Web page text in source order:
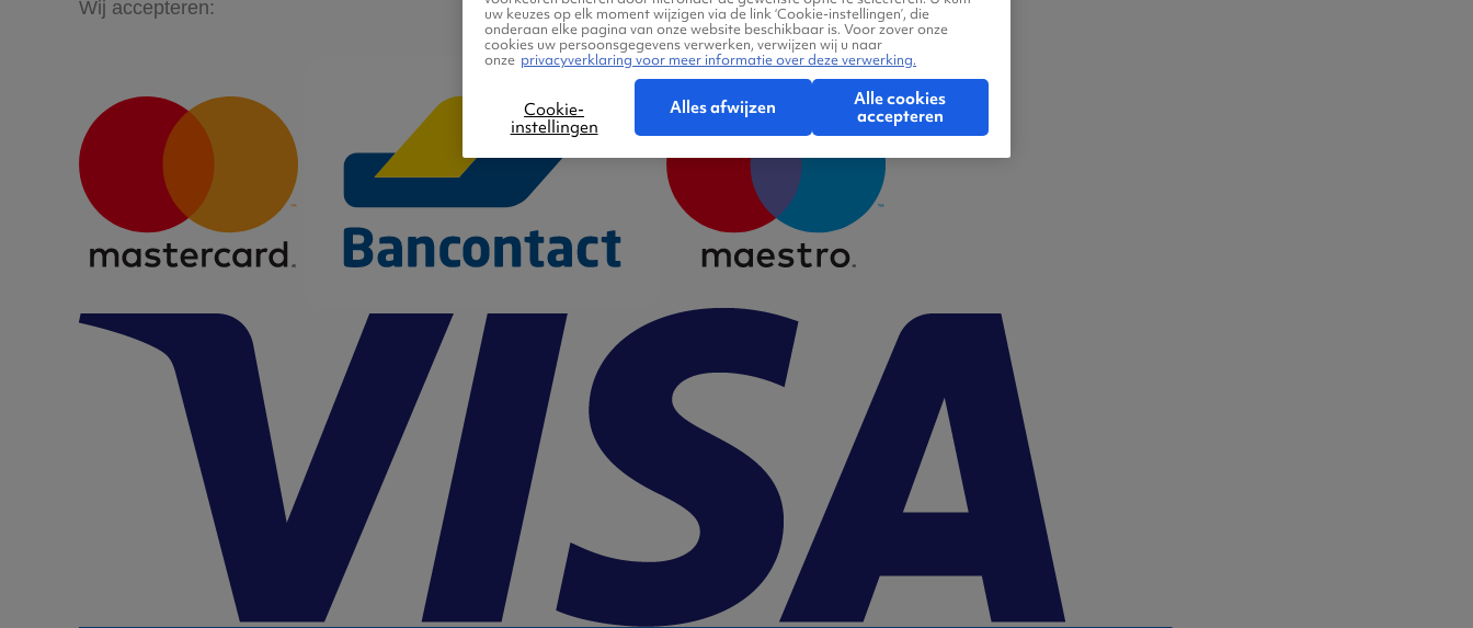
Wij accepteren:
uw keuzes op elk moment wijzigen via de link ‘Cookie-instellingen’, die
onderaan elke pagina van onze website beschikbaar is. Voor zover onze
cookies uw persoonsgegevens verwerken, verwijzen wij u naar
onze privacyverklaring voor meer informatie over deze verwerking.
Cookie-
instellingen
Alles afwijzen
Alle cookies
accepteren